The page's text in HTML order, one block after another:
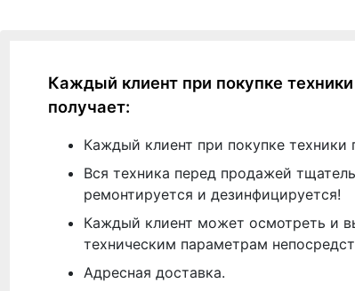
Каждый клиент при покупке
получает:
Каждый клиент при покупке техники
Вся техника перед продажей
ремонтируется и дезинфицируется!
Каждый клиент может осмотреть и
техническим параметрам
Адресная доставка.